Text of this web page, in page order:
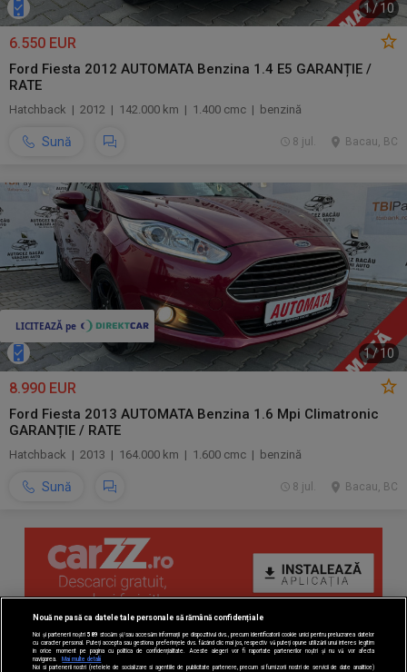
1/10
6.550 EUR
Ford Fiesta 2012 AUTOMATA Benzina 1.4 E5 GARANȚIE /
RATE
Hatchback | 2012 | 142.000 km | 1.400 cmc | benzină
Sună Bacau, BC
8 jul.
1/10
8.990 EUR
Ford Fiesta 2013 AUTOMATA Benzina 1.6 Mpi Climatronic
GARANȚIE / RATE
Hatchback | 2013 | 164.000 km | 1.600 cmc | benzină
Sună Bacau, BC
8 jul.
Nouă ne pasă ca datele tale personale să rămână confidențiale
Noi și partenerii noștri 589 stocăm și/sau accesăm informații pe dispozitivul dvs., precum identificatorii cookie unici pentru prelucrarea datelor
cu caracter personal. Puteți accepta sau gestiona preferințele dvs. făcând clic mai jos, respectiv vă puteți opune utilizării unui interes legitim
în orice moment pe pagina cu politica de confidențialitate. Aceste alegeri vor fi raportate partenerilor noștri și nu vă vor afecta
navigarea.
Mai multe detalii
Noi si partenerii nostri (retelele de socializare si agentiile de publicitate partenere, precum si furnizorii nostri de servicii de date analitice)